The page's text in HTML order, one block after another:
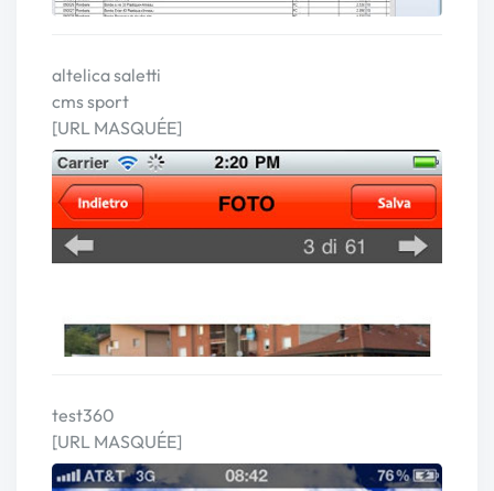
altelica saletti
cms sport
[URL MASQUÉE]
test360
[URL MASQUÉE]